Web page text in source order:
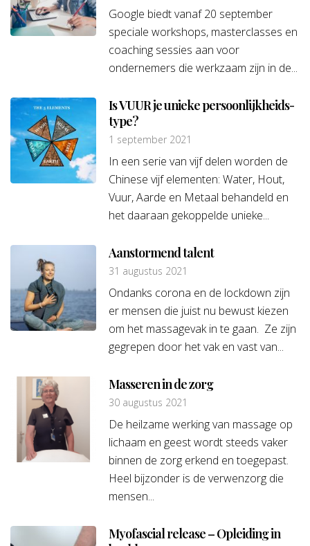
Google biedt vanaf 20 september
speciale workshops, masterclasses en
coaching sessies aan voor
ondernemers die werkzaam zijn in de...
Is VUUR je unieke persoonlijkheids­
type?
1 september 2021
In een serie van vijf delen worden de
Chinese vijf elementen: Water, Hout,
Vuur, Aarde en Metaal behandeld en
het daaraan gekoppelde unieke...
Aanstormend talent
31 augustus 2021
Ondanks corona en de lockdown zijn
er mensen die juist nu bewust kiezen
om het massagevak in te gaan. Ze zijn
gegrepen door het vak en vast van...
Masseren in de zorg
30 augustus 2021
De heilzame werking van massage op
lichaam en geest wordt steeds vaker
binnen de zorg erkend en toegepast.
Heel bijzonder is de verwenzorg die
mensen...
Myofascial release – Opleiding in